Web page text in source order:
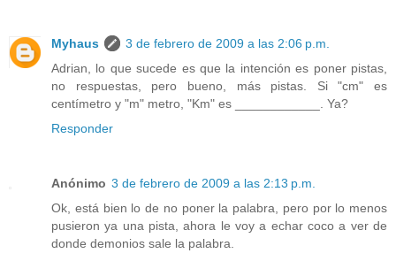
Myhaus
3 de febrero de 2009 a las 2:06 p.m.
Adrian, lo que sucede es que la intención es poner pistas,
no respuestas, pero bueno, más pistas. Si "cm" es
centímetro y "m" metro, "Km" es ____________. Ya?
Responder
Anónimo 3 de febrero de 2009 a las 2:13 p.m.
Ok, está bien lo de no poner la palabra, pero por lo menos
pusieron ya una pista, ahora le voy a echar coco a ver de
donde demonios sale la palabra.